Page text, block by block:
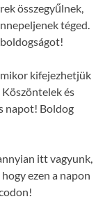
összegyűlnek,
téged.
kifejezhetjük
és
napot! Boldog
itt vagyunk,
ezen a napon